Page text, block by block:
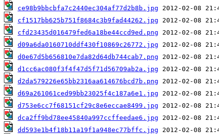
ce98b9bbcbfa7c2440ec304af77d2b8b.jpg
cf1517bb625b751f8684c3b9fad44262.jpg
cfd23435d016479fed6a18be44ccd9ed.png
d09a6da0160710ddf430f10869c26772.jpg
d0e67d5b656810e7da82d64db744cab7.png
d1cc6ac080f3f4f47d5f71d56709ab2a.jpg
d2da579226e65bb2316aa614676bcd7b.png
d69a261061ced99bb23025f4c187a6e1.jpg
d753e6cc7f68151cf29c8e6eccae8499.jpg
dca2ff9bd78ee45840a997ccffeedae6.jpg
dd593e1b4f18b11a19f1a948ec77bffc.jpg